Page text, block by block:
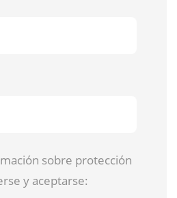
sobre protección
y aceptarse: